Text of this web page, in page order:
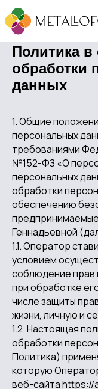
Политика
обработки
данных
1. Общие
персональных
требованиями
№152-ФЗ «О
персональных
обработки
обеспечению
Геннадьевной
1.1. Оператор
условием
соблюдение прав
при обработке
числе защиты
жизни, личную и
1.2. Настоящая
обработки
Политика)
которую
веб-сайта